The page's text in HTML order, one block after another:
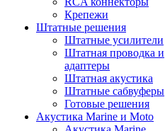
Крепежи
Штатные решения
Штатные усилители
Штатная проводка и
адаптеры
Штатная акустика
Штатные сабвуферы
Готовые решения
Акустика Marine и Moto